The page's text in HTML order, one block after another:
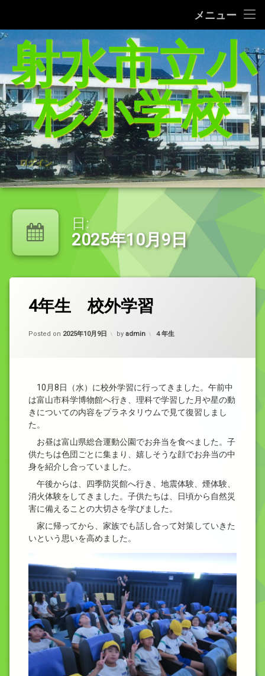
メニュー
給食レシピの紹介(1/27追加）
家庭学習支援サイトまとめ（5／21追加）
杉っ子８つの愛言葉
インターネット利用の約束/「おだいじね」ルール
学校いじめ防止基本方針
登校許可証明書
PTA規約・弔慰規約
令和8年度年間行事予定表
コ
ン
ン
ツ
へ
ス
キ
ッ
プ
射水市立小
杉小学校
ログイン
日:
2025年10月9日
4年生 校外学習
Posted on 2025年10月9日
Updated on 2025年10月9日
by admin カテゴリー:
４年生
10月8日（水）に校外学習に行ってきました。午前中
は富山市科学博物館へ行き、理科で学習した月や星の動
きについての内容をプラネタリウムで見て復習しまし
た。
お昼は富山県総合運動公園でお弁当を食べました。子
供たちは色団ごとに集まり、嬉しそうな顔でお弁当の中
身を紹介し合っていました。
午後からは、四季防災館へ行き、地震体験、煙体験、
消火体験をしてきました。子供たちは、日頃から自然災
害に備えることの大切さを学びました。
家に帰ってから、家族でも話し合って対策していきた
いという思いを高めました。